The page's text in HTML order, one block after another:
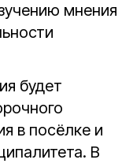
мнения
будет
в посёлке и
В